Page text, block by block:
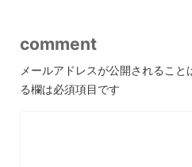
comment
メールアドレスが公開されること
る欄は必須項目です